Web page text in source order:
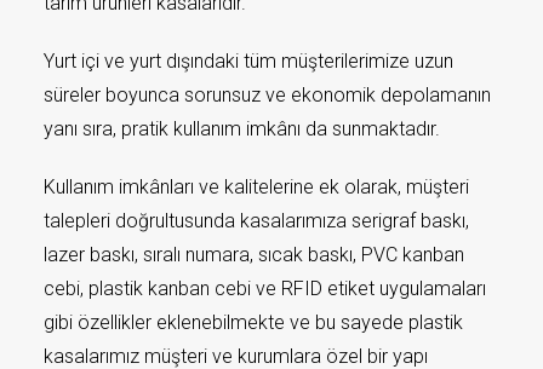
Yurt içi ve yurt dışındaki tüm müşterilerimize uzun
süreler boyunca sorunsuz ve ekonomik depolamanın
yanı sıra, pratik kullanım imkânı da sunmaktadır.
Kullanım imkânları ve kalitelerine ek olarak, müşteri
talepleri doğrultusunda kasalarımıza serigraf baskı,
lazer baskı, sıralı numara, sıcak baskı, PVC kanban
cebi, plastik kanban cebi ve RFID etiket uygulamaları
gibi özellikler eklenebilmekte ve bu sayede plastik
kasalarımız müşteri ve kurumlara özel bir yapı